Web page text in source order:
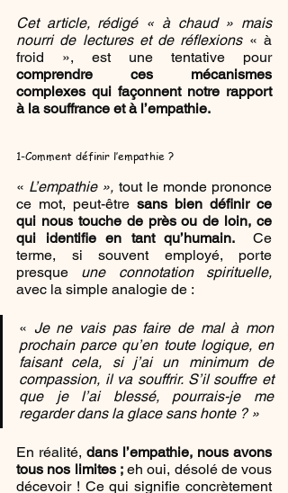
Cet article, rédigé « à chaud » mais
nourri de lectures et de réflexions « à
froid », est une tentative pour
comprendre ces mécanismes
complexes qui façonnent notre rapport
à la souffrance et à l’empathie.
1-Comment définir l’empathie ?
« L’empathie », tout le monde prononce
ce mot, peut-être sans bien définir ce
qui nous touche de près ou de loin, ce
qui identifie en tant qu’humain.
Ce
terme, si souvent employé, porte
presque une connotation spirituelle,
avec la simple analogie de :
« Je ne vais pas faire de mal à mon
prochain parce qu’en toute logique, en
faisant cela, si j’ai un minimum de
compassion, il va souffrir. S’il souffre et
que je l’ai blessé, pourrais-je me
regarder dans la glace sans honte ? »
En réalité, dans l’empathie, nous avons
tous nos limites ; eh oui, désolé de vous
décevoir ! Ce qui signifie concrètement